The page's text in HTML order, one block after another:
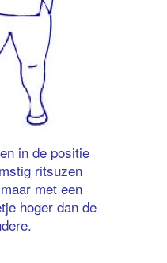
in de positie
ritsuzen
met een
hoger dan de